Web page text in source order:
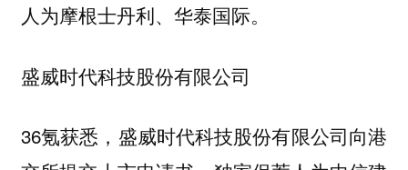
人为摩根士丹利、华泰国际。
盛威时代科技股份有限公司
36氪获悉，盛威时代科技股份有限公司向港